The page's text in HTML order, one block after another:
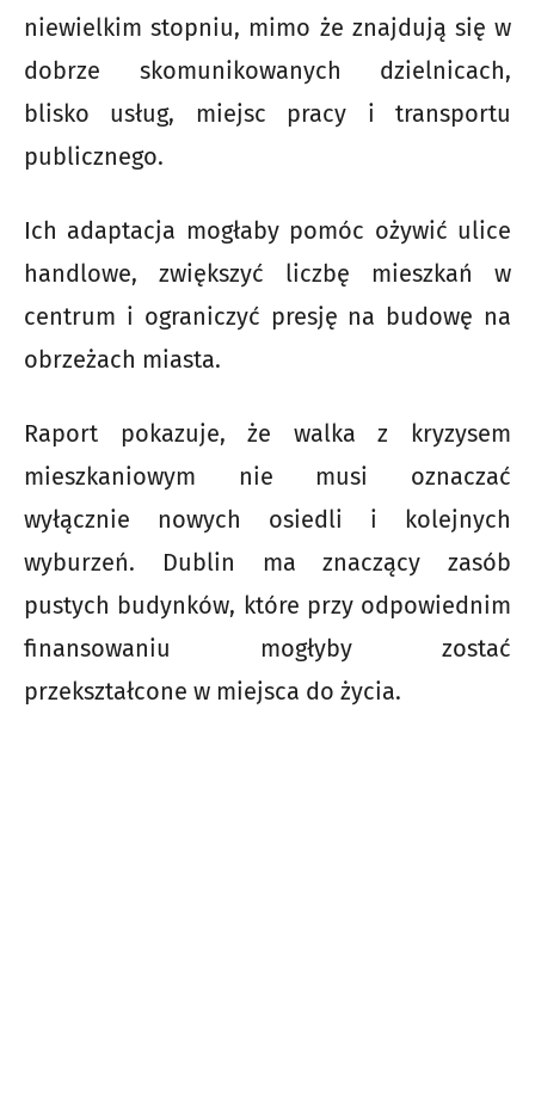
niewielkim stopniu, mimo że znajdują się w
dobrze skomunikowanych dzielnicach,
blisko usług, miejsc pracy i transportu
publicznego.
Ich adaptacja mogłaby pomóc ożywić ulice
handlowe, zwiększyć liczbę mieszkań w
centrum i ograniczyć presję na budowę na
obrzeżach miasta.
Raport pokazuje, że walka z kryzysem
mieszkaniowym nie musi oznaczać
wyłącznie nowych osiedli i kolejnych
wyburzeń. Dublin ma znaczący zasób
pustych budynków, które przy odpowiednim
finansowaniu mogłyby zostać
przekształcone w miejsca do życia.